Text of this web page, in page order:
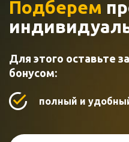
Подберем
Для этого оставьте
бонусом:
полный и